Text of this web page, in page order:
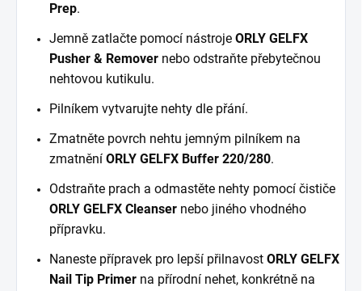
Prep.
Jemně zatlačte pomocí nástroje ORLY GELFX
Pusher & Remover nebo odstraňte přebytečnou
nehtovou kutikulu.
Pilníkem vytvarujte nehty dle přání.
Zmatněte povrch nehtu jemným pilníkem na
zmatnění ORLY GELFX Buffer 220/280.
Odstraňte prach a odmastěte nehty pomocí čističe
ORLY GELFX Cleanser nebo jiného vhodného
přípravku.
Naneste přípravek pro lepší přilnavost ORLY GELFX
Nail Tip Primer na přírodní nehet, konkrétně na